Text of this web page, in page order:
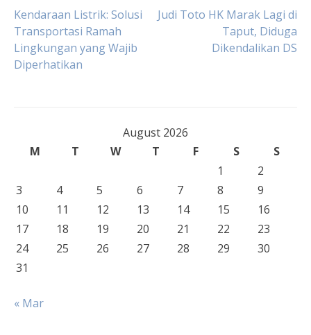
Post
navigation
Kendaraan Listrik: Solusi
Transportasi Ramah
Lingkungan yang Wajib
Diperhatikan
Judi Toto HK Marak Lagi di
Taput, Diduga
Dikendalikan DS
August 2026
M
T W T F S
S
1
2
3
4 5 6 7 8
9
10
11 12 13 14 15
16
17
18 19 20 21 22
23
24
25 26 27 28 29
30
31
« Mar